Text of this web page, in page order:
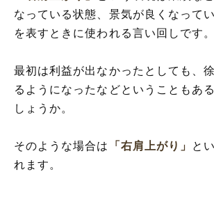
なっている状態、景気が良くなって
を表すときに使われる言い回しです。
最初は利益が出なかったとしても、
るようになったなどということもあ
しょうか。
そのような場合は 「右肩上がり」
と
れます。